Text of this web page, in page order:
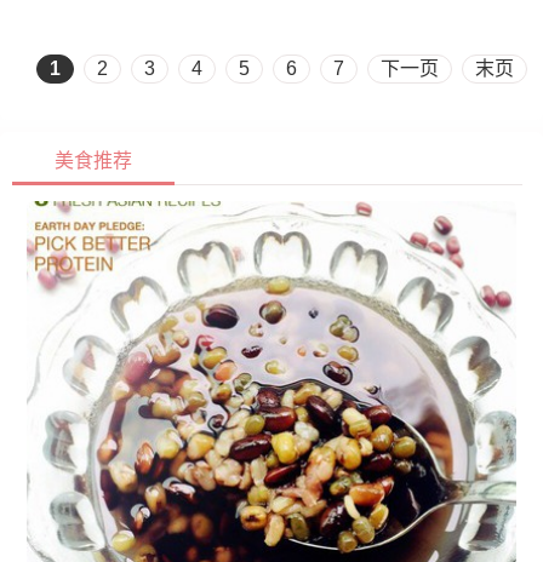
1 2 3 4 5 6 7 下一页 末页
美食推荐